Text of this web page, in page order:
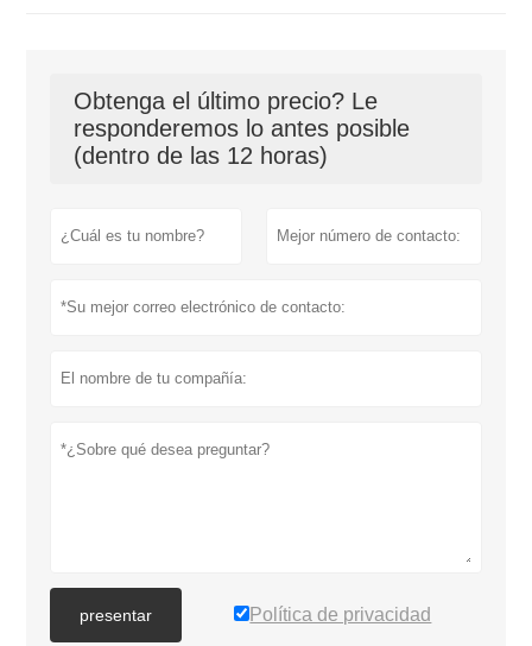
Obtenga el último precio? Le
responderemos lo antes posible
(dentro de las 12 horas)
presentar Política de privacidad